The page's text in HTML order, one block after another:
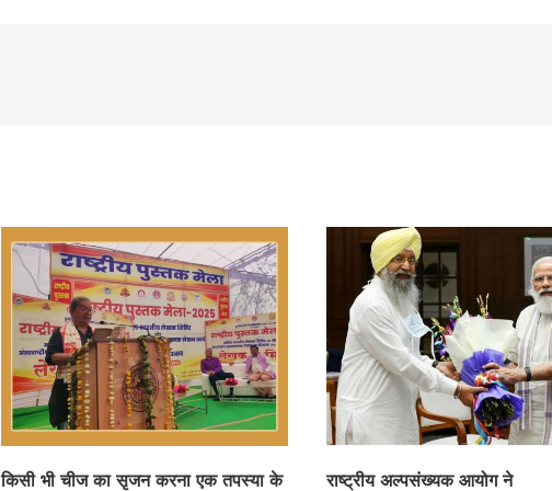
किसी भी चीज का सृजन करना एक तपस्या के राष्ट्रीय अल्पसंख्यक आयोग ने